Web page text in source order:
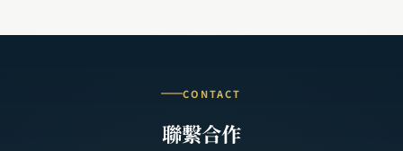
CONTACT
聯繫合作